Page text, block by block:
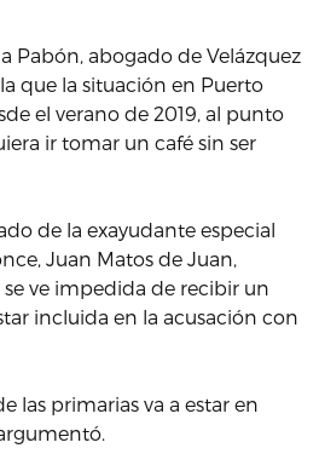
Pabón, abogado de Velázquez
que la situación en Puerto
el verano de 2019, al punto
ir tomar un café sin ser
de la exayudante especial
Juan Matos de Juan,
ve impedida de recibir un
incluida en la acusación con
las primarias va a estar en